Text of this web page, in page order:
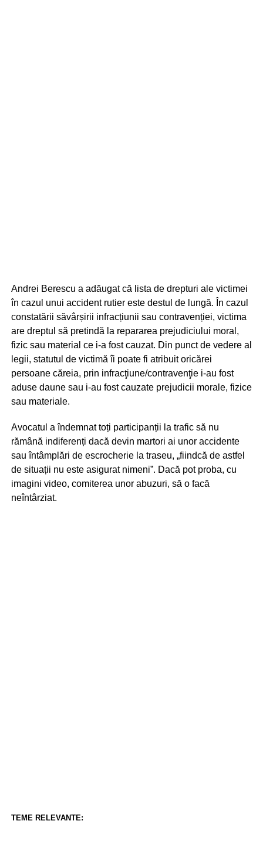
Andrei Berescu a adăugat că lista de drepturi ale victimei
în cazul unui accident rutier este destul de lungă. În cazul
constatării săvârșirii infracțiunii sau contravenției, victima
are dreptul să pretindă la repararea prejudiciului moral,
fizic sau material ce i-a fost cauzat. Din punct de vedere al
legii, statutul de victimă îi poate fi atribuit oricărei
persoane căreia, prin infracţiune/contravenţie i-au fost
aduse daune sau i-au fost cauzate prejudicii morale, fizice
sau materiale.
Avocatul a îndemnat toți participanții la trafic să nu
rămână indiferenți dacă devin martori ai unor accidente
sau întâmplări de escrocherie la traseu, „fiindcă de astfel
de situații nu este asigurat nimeni”. Dacă pot proba, cu
imagini video, comiterea unor abuzuri, să o facă
neîntârziat.
TEME RELEVANTE: